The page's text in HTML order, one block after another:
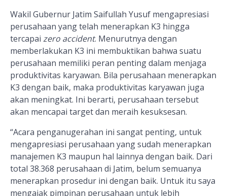
Wakil Gubernur Jatim Saifullah Yusuf mengapresiasi
perusahaan yang telah menerapkan K3 hingga
tercapai zero accident. Menurutnya dengan
memberlakukan K3 ini membuktikan bahwa suatu
perusahaan memiliki peran penting dalam menjaga
produktivitas karyawan. Bila perusahaan menerapkan
K3 dengan baik, maka produktivitas karyawan juga
akan meningkat. Ini berarti, perusahaan tersebut
akan mencapai target dan meraih kesuksesan.
“Acara penganugerahan ini sangat penting, untuk
mengapresiasi perusahaan yang sudah menerapkan
manajemen K3 maupun hal lainnya dengan baik. Dari
total 38.368 perusahaan di Jatim, belum semuanya
menerapkan prosedur ini dengan baik. Untuk itu saya
mengajak pimpinan perusahaan untuk lebih